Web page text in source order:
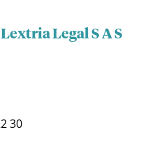
Legal S A S
30